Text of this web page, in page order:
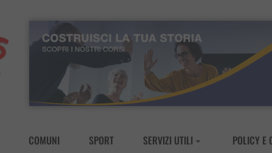
COMUNI SPORT SERVIZI UTILI
POLICY E